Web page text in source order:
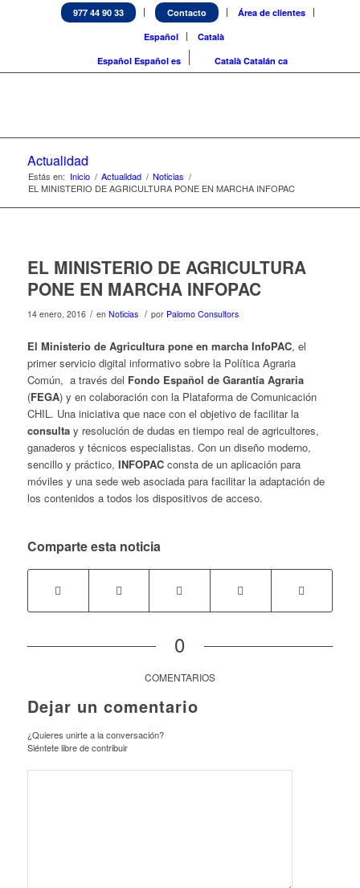
977 44 90 33 Contacto
Área de clientes
Español
Català
Español Español es Català Catalán ca
Actualidad
Estás en: Inicio / Actualidad / Noticias /
EL MINISTERIO DE AGRICULTURA PONE EN MARCHA INFOPAC
EL MINISTERIO DE AGRICULTURA
PONE EN MARCHA INFOPAC
14 enero, 2016 / en Noticias / por Palomo Consultors
El Ministerio de Agricultura pone en marcha InfoPAC, el
primer servicio digital informativo sobre la Política Agraria
Común, a través del Fondo Español de Garantía Agraria
(FEGA) y en colaboración con la Plataforma de Comunicación
CHIL. Una iniciativa que nace con el objetivo de facilitar la
consultay resolución de dudas en tiempo real de agricultores,
ganaderos y técnicos especialistas. Con un diseño moderno,
sencillo y práctico, INFOPACconsta de un aplicación para
móviles y una sede web asociada para facilitar la adaptación de
los contenidos a todos los dispositivos de acceso.
Comparte esta noticia
0
COMENTARIOS
Dejar un comentario
¿Quieres unirte a la conversación?
Siéntete libre de contribuir